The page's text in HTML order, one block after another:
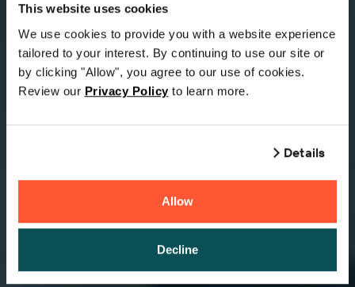
This website uses cookies
We use cookies to provide you with a website experience
tailored to your interest. By continuing to use our site or
by clicking "Allow", you agree to our use of cookies.
Review our Privacy Policy to learn more.
Details
Allow
Decline